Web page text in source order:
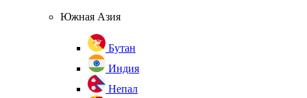
Южная Азия
Бутан
Индия
Непал